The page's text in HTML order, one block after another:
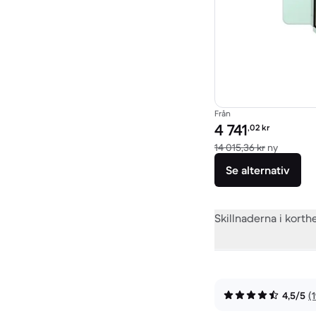
Från
Pris för
4 741,02 kr
14 015,36 kr nyJämfört
Se alternativ
Skillnaderna i
4,5/5